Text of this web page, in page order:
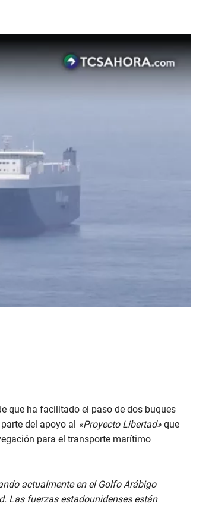
que ha facilitado el paso de dos buques
del apoyo al «Proyecto Libertad» que
para el transporte marítimo
actualmente en el Golfo Arábigo
Las fuerzas estadounidenses están